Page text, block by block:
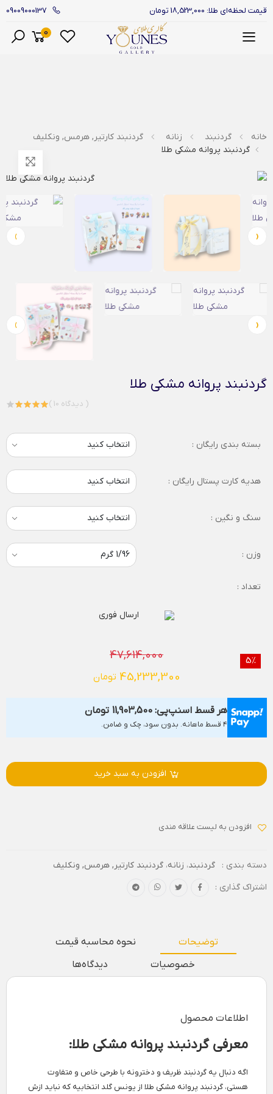
قیمت لحظه‌ای طلا: 18,523,000 تومان 09009000137
0
خانه گردنبند زنانه
گردنبند کارتیر, هرمس, ونکلیف
گردنبند پروانه مشکی طلا
‹
›
‹
›
گردنبند پروانه مشکی طلا
( 10 دیدگاه )
بسته بندی رایگان :
هدیه کارت پستال رایگان : انتخاب کنید
سنگ و نگین :
وزن :
تعداد :
ارسال فوری
5%
47,614,000
45,233,300 تومان
هر قسط اسنپ‌پی: 11,903,500 تومان
۴ قسط ماهانه. بدون سود، چک و ضامن.
افزودن به سبد خرید
افزودن به لیست علاقه مندی
دسته بندی : گردنبند، زنانه، گردنبند کارتیر, هرمس, ونکلیف
اشتراک گذاری :
توضیحات
نحوه محاسبه قیمت
خصوصیات
دیدگاه‌ها
اطلاعات محصول
معرفی گردنبند پروانه مشکی طلا:
اگه دنبال یه گردنبند ظریف و دخترونه با طرحی خاص و متفاوت
هستی، گردنبند پروانه مشکی طلا از یونس گلد انتخابیه که نباید ازش